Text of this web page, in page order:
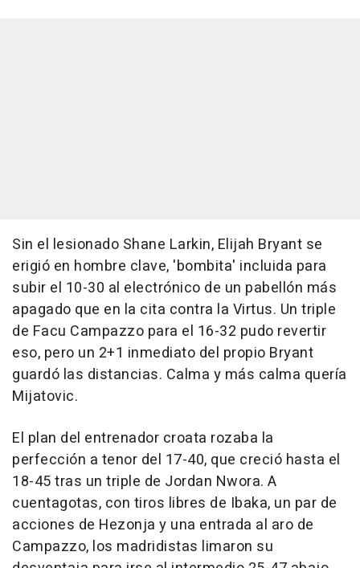
Sin el lesionado Shane Larkin, Elijah Bryant se
erigió en hombre clave, 'bombita' incluida para
subir el 10-30 al electrónico de un pabellón más
apagado que en la cita contra la Virtus. Un triple
de Facu Campazzo para el 16-32 pudo revertir
eso, pero un 2+1 inmediato del propio Bryant
guardó las distancias. Calma y más calma quería
Mijatovic.
El plan del entrenador croata rozaba la
perfección a tenor del 17-40, que creció hasta el
18-45 tras un triple de Jordan Nwora. A
cuentagotas, con tiros libres de Ibaka, un par de
acciones de Hezonja y una entrada al aro de
Campazzo, los madridistas limaron su